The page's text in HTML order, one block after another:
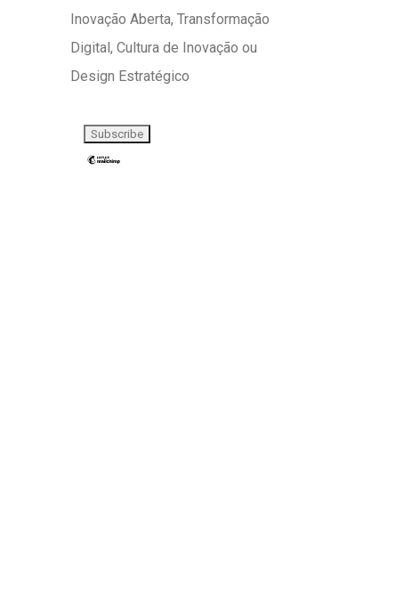
Inovação Aberta, Transformação
Digital, Cultura de Inovação ou
Design Estratégico